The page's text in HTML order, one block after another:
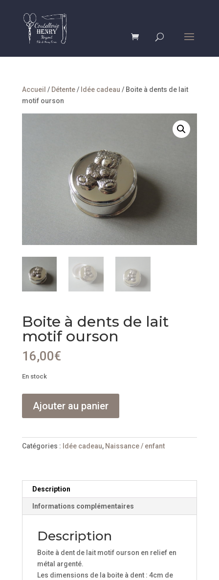
Accueil / Détente/ Idée cadeau / Boite à dents de lait
motif ourson
Boite à dents de lait
motif ourson
16,00€
En stock
dents
ourson
Ajouter au panier
Catégories : Idée cadeau, Naissance / enfant
Description
Informations complémentaires
Description
Boite à dent de lait motif ourson en relief en
métal argenté.
Les dimensions de la boite à dent : 4cm de